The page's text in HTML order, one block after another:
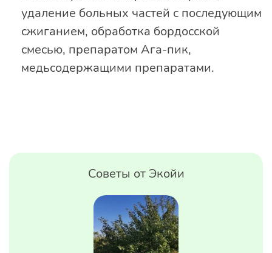
удаление больных частей с последующим
сжиганием, обработка бордосской
смесью, препаратом Ага-пик,
медьсодержащими препаратами.
Советы от Экойи